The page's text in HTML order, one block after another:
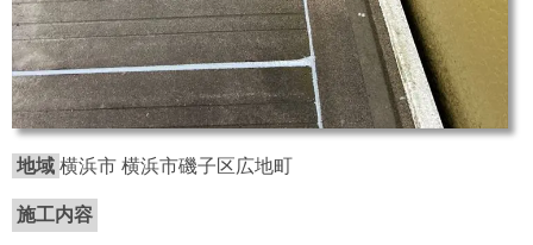
地域 横浜市 横浜市磯子区広地町
施工内容